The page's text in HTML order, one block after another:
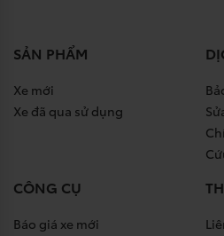
SẢN PHẨM
Xe mới
Xe đã qua sử dụng
CÔNG CỤ
Báo giá xe mới